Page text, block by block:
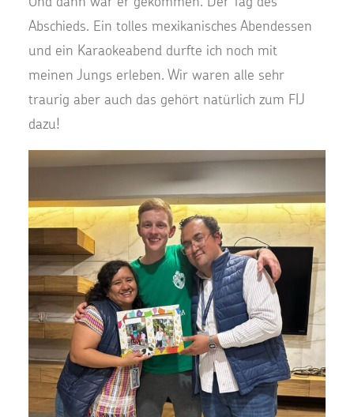
Abschieds. Ein tolles mexikanisches Abendessen
und ein Karaokeabend durfte ich noch mit
meinen Jungs erleben. Wir waren alle sehr
traurig aber auch das gehört natürlich zum FIJ
dazu!